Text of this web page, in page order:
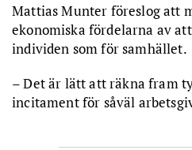
Mattias Munter föreslog att
ekonomiska fördelarna av
individen som för samhället.
– Det är lätt att räkna fram
incitament för såväl